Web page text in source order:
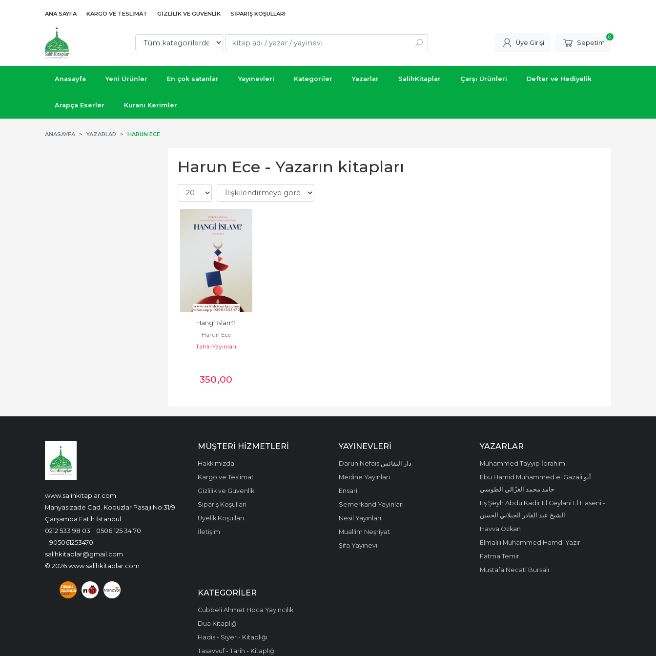
ANA SAYFA KARGO VE TESLIMAT GIZLILIK VE GÜVENLIK SIPARIŞ KOŞULLARI
Üye Girişi Sepetim
0
Anasayfa Yeni Ürünler En çok satanlar Yayınevleri Kategoriler Yazarlar SalihKitaplar Çarşı Ürünleri Defter ve Hediyelik
Arapça Eserler Kuranı Kerimler
ANASAYFA YAZARLAR HARUN ECE
Harun Ece - Yazarın kitapları
Hangi İslam?
Harun Ece
Tahlil Yayınları
350,00
www.salihkitaplar.com
Manyasızade Cad. Kopuzlar Pasajı No:31/9
Çarşamba Fatih İstanbul
0212 533 98 03
0506 125 34 70
905061253470
salihkitaplar@gmail.com
© 2026 www.salihkitaplar.com
MÜŞTERI HIZMETLERI
Hakkımızda
Kargo ve Teslimat
Gizlilik ve Güvenlik
Sipariş Koşulları
Üyelik Koşulları
İletişim
YAYINEVLERI
Darun Nefais دار النفائس
Medine Yayınları
Ensari
Semerkand Yayınları
Nesil Yayınları
Muallim Neşriyat
Şifa Yayınevi
YAZARLAR
Muhammed Tayyip İbrahim
Ebu Hamid Muhammed el Gazali أبو
حامد محمد الغزّالي الطوسي
Eş Şeyh AbdulKadir El Ceylani El Haseni -
الشيخ عبد القادر الجيلاني الحسن
Havva Özkan
Elmalılı Muhammed Hamdi Yazır
Fatma Temir
Mustafa Necati Bursalı
KATEGORILER
Cübbeli Ahmet Hoca Yayıncılık
Dua Kitaplığı
Hadis - Siyer - Kitaplığı
Tasavvuf - Tarih - Kitaplığı